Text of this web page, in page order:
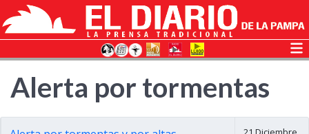
Alerta por tormentas